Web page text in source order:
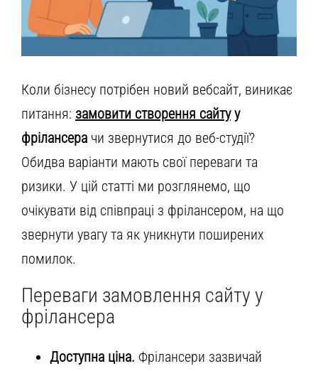
Коли бізнесу потрібен новий вебсайт, виникає
питання: замовити створення сайтуу
фрілансера чи звернутися до веб-студії?
Обидва варіанти мають свої переваги та
ризики. У цій статті ми розглянемо, що
очікувати від співпраці з фрілансером, на що
звернути увагу та як уникнути поширених
помилок.
Переваги замовлення сайту у
фрілансера
Доступна ціна. Фрілансери зазвичай